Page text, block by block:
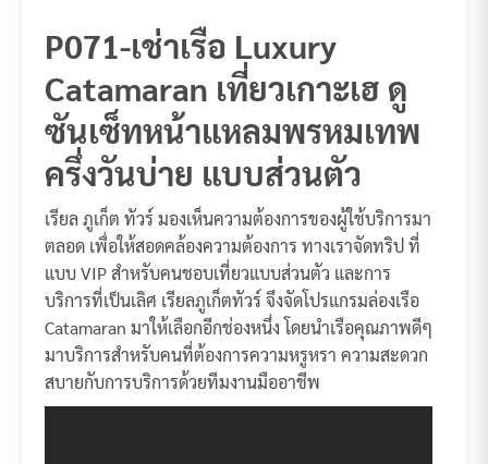
P071-เช่าเรือ Luxury
Catamaran เที่ยวเกาะเฮ ดู
ซันเซ็ทหน้าแหลมพรหมเทพ
ครึ่งวันบ่าย แบบส่วนตัว
เรียล ภูเก็ต ทัวร์ มองเห็นความต้องการของผู้ใช้บริการมา
ตลอด เพื่อให้สอดคล้องความต้องการ ทางเราจัดทริป ที่
แบบ VIP สำหรับคนชอบเที่ยวแบบส่วนตัว และการ
บริการที่เป็นเลิศ เรียลภูเก็ตทัวร์ จึงจัดโปรแกรมล่องเรือ
Catamaran มาให้เลือกอีกช่องหนึ่ง โดยนำเรือคุณภาพดีๆ
มาบริการสำหรับคนที่ต้องการความหรูหรา ความสะดวก
สบายกับการบริการด้วยทีมงานมืออาชีพ